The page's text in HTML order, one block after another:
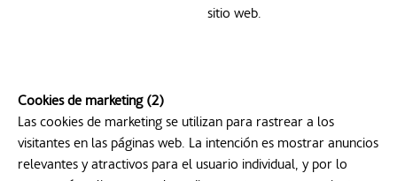
sitio web.
Cookies de marketing (2)
Las cookies de marketing se utilizan para rastrear a los
visitantes en las páginas web. La intención es mostrar anuncios
relevantes y atractivos para el usuario individual, y por lo